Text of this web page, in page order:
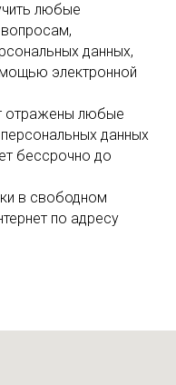
любые
данных,
электронной
отражены любые
данных
бессрочно до
в свободном
по адресу